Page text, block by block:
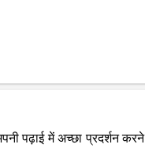
पढ़ाई में अच्छा प्रदर्शन करने